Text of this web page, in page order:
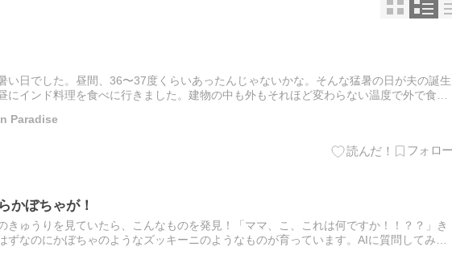
い日でした。昼間、36〜37度くらいあったんじゃないかな。そんな猛暑の日が夫の誕生
にインド料理を食べに行きました。建物の中も外もそれほど変わらない温度で外で食べ
Paradise
かぼちゃが！
きゅうりを見ていたら、こんなものを発見！「ママ、こ、これは何ですか！！？？」き
ずなのにかぼちゃのようなズッキーニのようなものが育っています。AIに質問してみま